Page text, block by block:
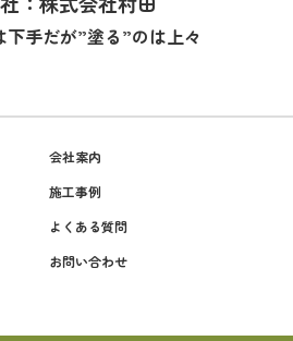
下手だが”塗る”のは上々
会社案内
施工事例
よくある質問
お問い合わせ